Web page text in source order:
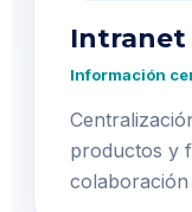
Intranet
Información
productos y